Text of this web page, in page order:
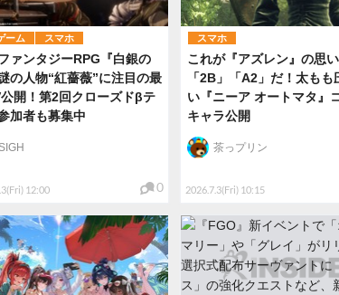
ーム スマホ
ァンタジーRPG『白銀の
の人物“紅薔薇”に注目の最
開！第2回クローズドβテ
加者も募集中
12:00
SIGH
0
スマホ
これが『アズレン』の思い
「2B」「A2」だ！太もも
い『ニーア オートマタ』
キャラ公開
2026.7.3(Fri) 10:15
茶っプリン